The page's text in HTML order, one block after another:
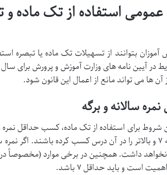
عمومی استفاده از تک ماده
آموزان بتوانند از تسهیلات تک ماده یا تبصره
ها می تواند مانع از اعمال این قانون شود.
شروط برای استفاده از تک ماده، کسب حداقل
داشت. همچنین در برخی موارد (مخصوصاً در
است و باید حداقل ۷ باشد.